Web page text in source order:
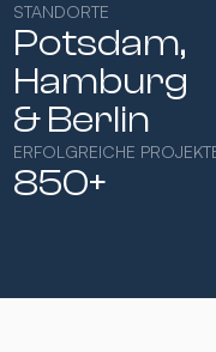
STANDORTE
Potsdam,
Hamburg​
& Berlin
ERFOLGREICHE
850+